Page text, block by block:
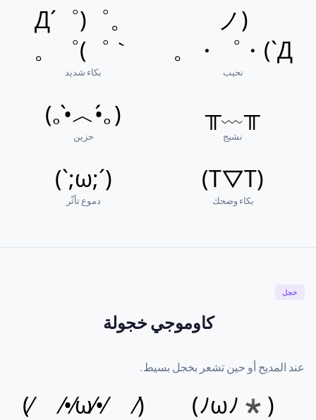
(ノ
Д`)・゜・。
نحيب
。゜(゜´Д
｀゜)゜。
بكاء شديد
╥﹏╥
نشيج
(｡•́︿•̀｡)
حزين
(T▽T)
بكاء وضحك
(´;ω;`)
دموع تأثّر
خجل
كاوموجي خجولة
عند المديح أو حين تشعر بخجل بسيط.
(*ﾉωﾉ)
(⁄ ⁄•⁄ω⁄•⁄ ⁄)